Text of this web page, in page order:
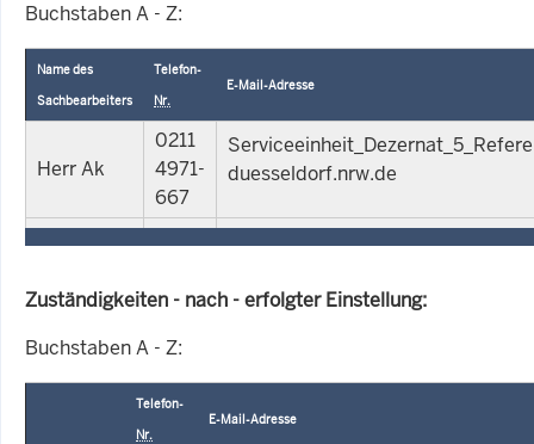
Buchstaben A - Z:
Name des
Sachbearbeiters
Telefon-
Nr.
E-Mail-Adresse
Herr Ak
0211
4971-
667
duesseldorf.nrw.de
Zuständigkeiten - nach - erfolgter Einstellung:
Buchstaben A - Z:
Telefon-
Nr.
E-Mail-Adresse